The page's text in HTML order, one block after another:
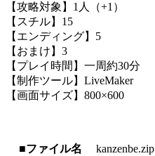
【攻略対象】1人（+1）
【スチル】15
【エンディング】5
【おまけ】3
【プレイ時間】一周約30分
【制作ツール】LiveMaker
【画面サイズ】800×600
■ファイル名
kanzenbe.zip